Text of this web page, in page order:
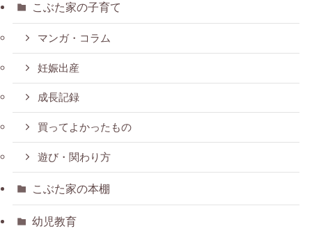
こぶた家の子育て
マンガ・コラム
妊娠出産
成長記録
買ってよかったもの
遊び・関わり方
こぶた家の本棚
幼児教育